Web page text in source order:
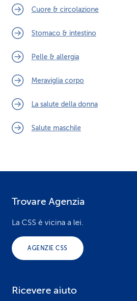
Cuore & circolazione
Stomaco & intestino
Pelle & allergia
Meraviglia corpo
La salute della donna
Salute maschile
Trovare Agenzia
La CSS è vicina a lei.
AGENZIE CSS
Ricevere aiuto